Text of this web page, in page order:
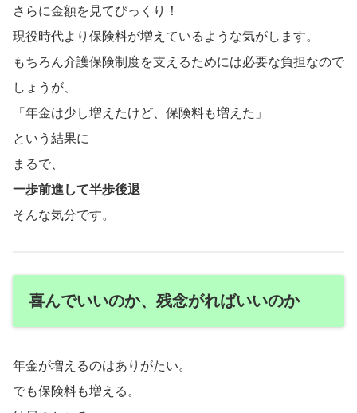
さらに金額を見てびっくり！
現役時代より保険料が増えているような気がします。
もちろん介護保険制度を支えるためには必要な負担なので
しょうが、
「年金は少し増えたけど、保険料も増えた」
という結果に
まるで、
一歩前進して半歩後退
そんな気分です。
喜んでいいのか、残念がればいいのか
年金が増えるのはありがたい。
でも保険料も増える。